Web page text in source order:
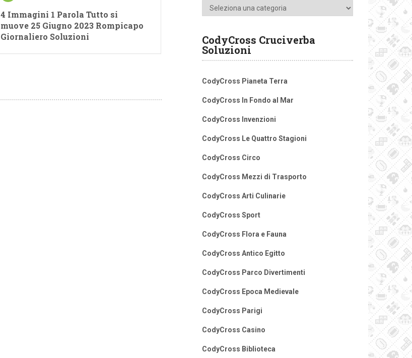
4 Immagini 1 Parola Tutto si
muove 25 Giugno 2023 Rompicapo
Giornaliero Soluzioni
Categorie
CodyCross Cruciverba
Soluzioni
CodyCross Pianeta Terra
CodyCross In Fondo al Mar
CodyCross Invenzioni
CodyCross Le Quattro Stagioni
CodyCross Circo
CodyCross Mezzi di Trasporto
CodyCross Arti Culinarie
CodyCross Sport
CodyCross Flora e Fauna
CodyCross Antico Egitto
CodyCross Parco Divertimenti
CodyCross Epoca Medievale
CodyCross Parigi
CodyCross Casino
CodyCross Biblioteca